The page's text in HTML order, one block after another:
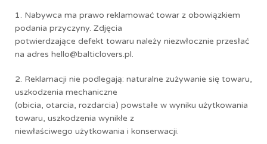
1. Nabywca ma prawo reklamować towar z obowiązkiem
podania przyczyny. Zdjęcia
potwierdzające defekt towaru należy niezwłocznie przesłać
na adres hello@balticlovers.pl.
2. Reklamacji nie podlegają: naturalne zużywanie się towaru,
uszkodzenia mechaniczne
(obicia, otarcia, rozdarcia) powstałe w wyniku użytkowania
towaru, uszkodzenia wynikłe z
niewłaściwego użytkowania i konserwacji.